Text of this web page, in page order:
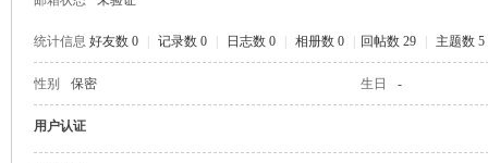
统计信息 好友数 0 记录数 0 日志数 0 相册数 0 回帖数 29 主题数 5
性别 保密 生日 -
用户认证